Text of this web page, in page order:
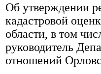
Об утверждении
кадастровой
области, в том
руководитель
отношений